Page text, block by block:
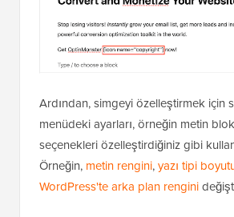
Ardından, simgeyi özelleştirmek için
menüdeki ayarları, örneğin metin
seçenekleri özelleştirdiğiniz gibi
Örneğin, metin rengini,yazı tipi
WordPress'te arka plan rengini